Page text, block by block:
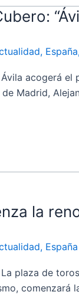
, España
Ávila acogerá
Madrid,
la
, España
La plaza de
comenzará